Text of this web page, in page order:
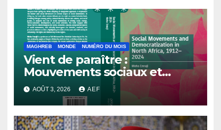
MAGHREB MONDE NUMÉRO DU MOIS
Vient de paraître :
Mouvements sociaux et
démocratisation en Afrique
du Nord, 1912-2024
AOÛT 3, 2026 AEF